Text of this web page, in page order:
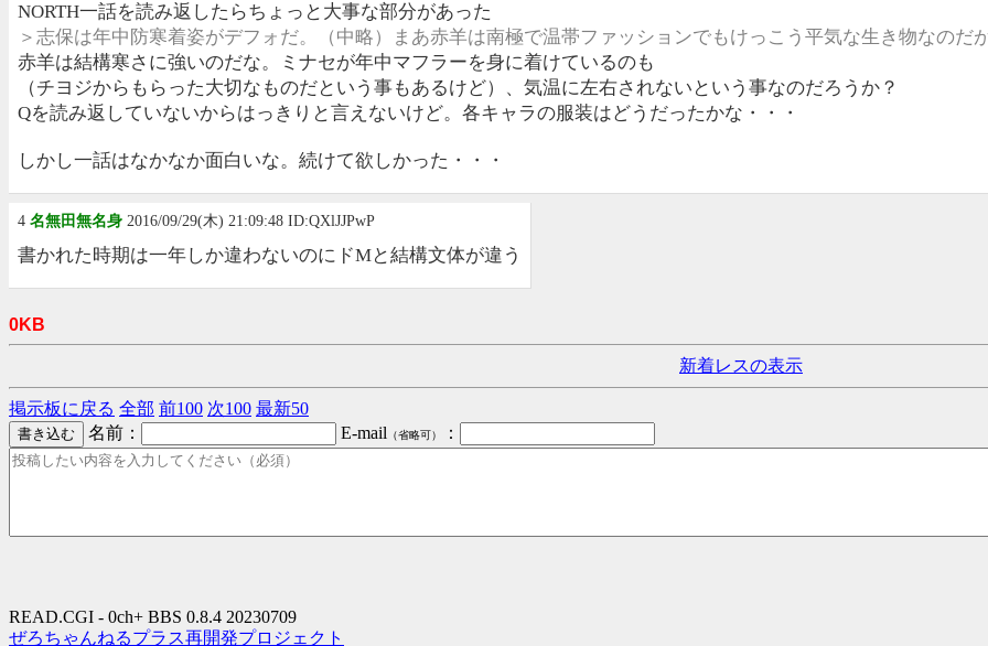
NORTH一話を読み返したらちょっと大事な部分があった
＞志保は年中防寒着姿がデフォだ。（中略）まあ赤羊は南極で温帯ファッションでもけっこう平気な生き物なのだ
赤羊は結構寒さに強いのだな。ミナセが年中マフラーを身に着けているのも
（チヨジからもらった大切なものだという事もあるけど）、気温に左右されないという事なのだろうか？
Qを読み返していないからはっきりと言えないけど。各キャラの服装はどうだったかな・・・
しかし一話はなかなか面白いな。続けて欲しかった・・・
4 名無田無名身 2016/09/29(木) 21:09:48 ID:QXlJJPwP
書かれた時期は一年しか違わないのにドMと結構文体が違う
0KB
新着レスの表示
掲示板に戻る 全部 前100 次100 最新50
名前：
E-mail （省略可） ：
READ.CGI - 0ch+ BBS 0.8.4 20230709
ぜろちゃんねるプラス再開発プロジェクト